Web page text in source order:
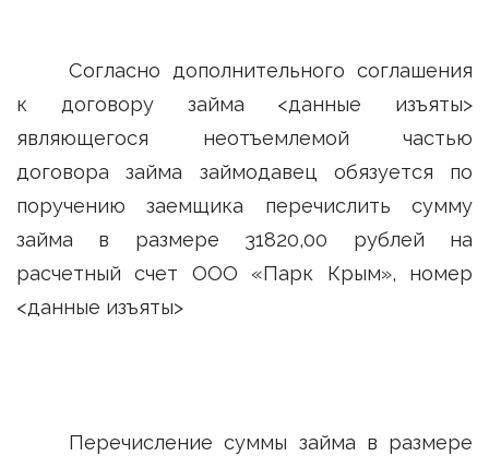
Согласно дополнительного соглашения
к договору займа <данные изъяты>
являющегося неотъемлемой частью
договора займа займодавец обязуется по
поручению заемщика перечислить сумму
займа в размере 31820,00 рублей на
расчетный счет ООО «Парк Крым», номер
<данные изъяты>
Перечисление суммы займа в размере